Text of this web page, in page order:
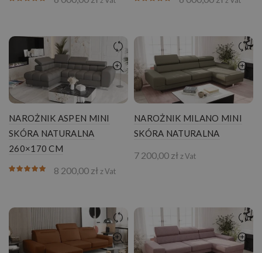
NAROŻNIK ASPEN MINI
SKÓRA NATURALNA
260×170 CM
8 200,00 zł z Vat
NAROŻNIK MILANO MINI
SKÓRA NATURALNA
7 200,00 zł z Vat